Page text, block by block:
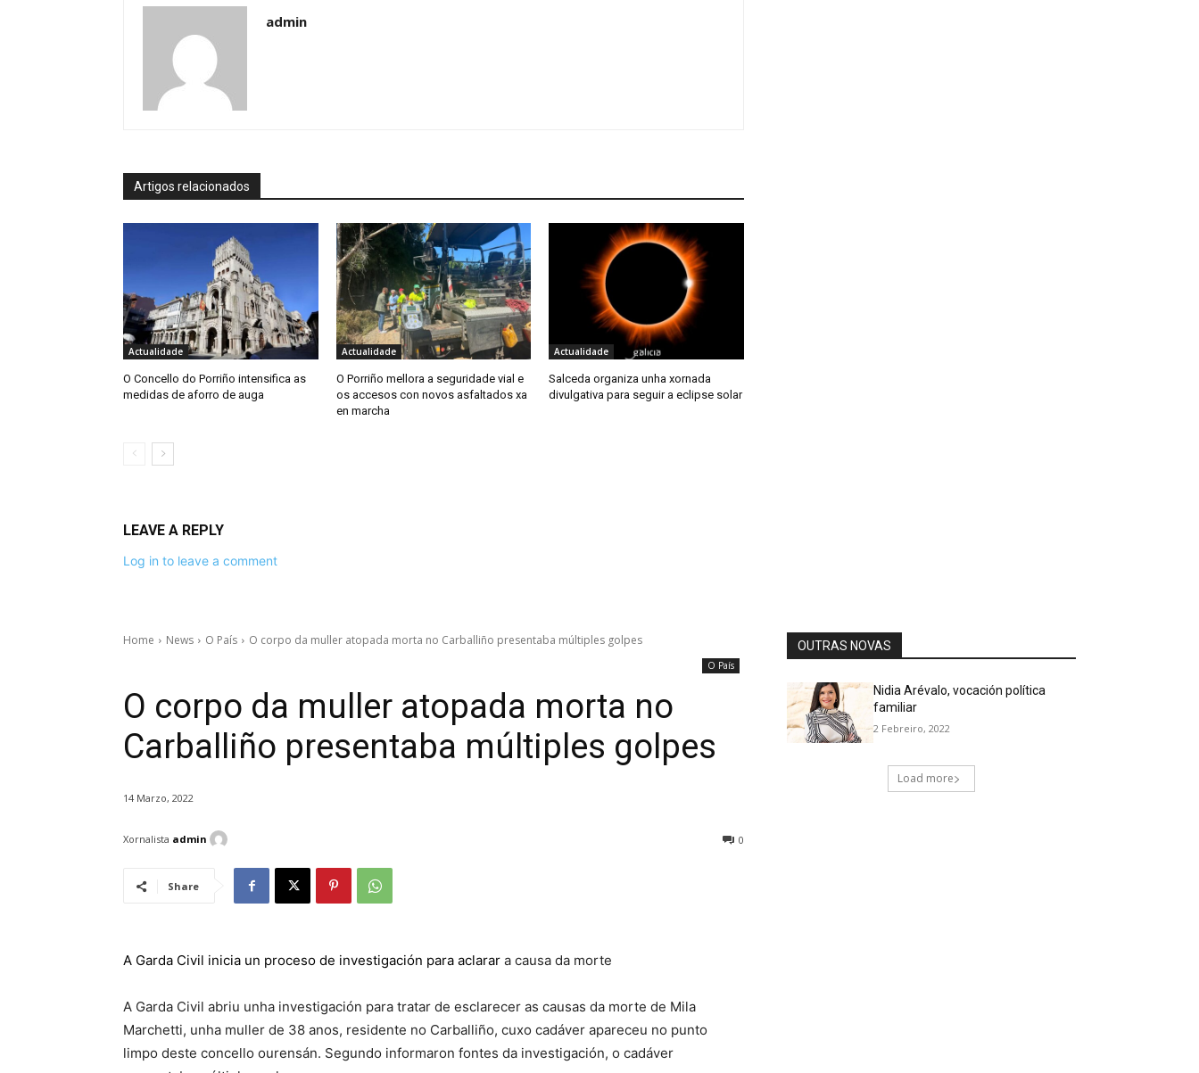
admin
Artigos relacionados
Actualidade
O Concello do Porriño intensifica as
medidas de aforro de auga
Actualidade
O Porriño mellora a seguridade vial e
os accesos con novos asfaltados xa
en marcha
Actualidade
Salceda organiza unha xornada
divulgativa para seguir a eclipse solar
LEAVE A REPLY
Log in to leave a comment